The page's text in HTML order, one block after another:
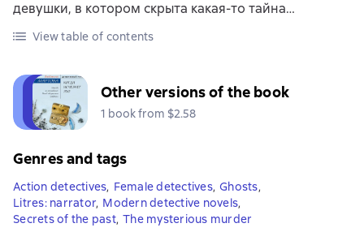
девушки, в котором скрыта какая-то тайна…
View table of contents
Other versions of the book
1 book from $2.58
Genres and tags
Action detectives, Female detectives, Ghosts,
Litres: narrator, Modern detective novels,
Secrets of the past, The mysterious murder